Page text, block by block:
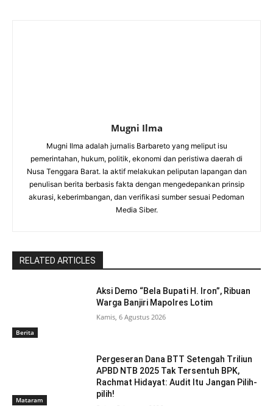
Mugni Ilma
Mugni Ilma adalah jurnalis Barbareto yang meliput isu
pemerintahan, hukum, politik, ekonomi dan peristiwa daerah di
Nusa Tenggara Barat. Ia aktif melakukan peliputan lapangan dan
penulisan berita berbasis fakta dengan mengedepankan prinsip
akurasi, keberimbangan, dan verifikasi sumber sesuai Pedoman
Media Siber.
RELATED ARTICLES
Berita
Aksi Demo “Bela Bupati H. Iron”, Ribuan
Warga Banjiri Mapolres Lotim
Kamis, 6 Agustus 2026
Mataram
Pergeseran Dana BTT Setengah Triliun
APBD NTB 2025 Tak Tersentuh BPK,
Rachmat Hidayat: Audit Itu Jangan Pilih-
pilih!